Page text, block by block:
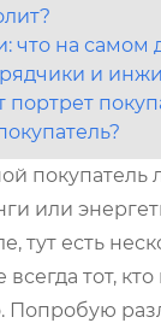
что на самом
и
или
тут есть
тот,
Попробую